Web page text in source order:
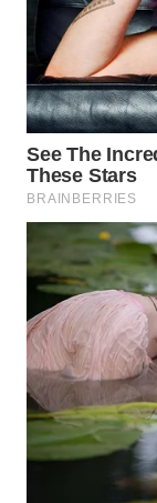
WN
BOGOR
WN
DEPOK
WN
TAPANULI
UTARA
WN
SAMOSIR
WN
PADANG
LAWAS
SUMEDANG